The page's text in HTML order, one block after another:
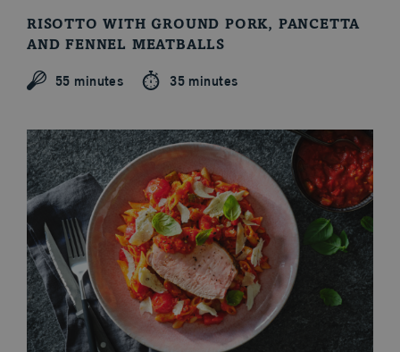
RISOTTO WITH GROUND PORK, PANCETTA
AND FENNEL MEATBALLS
55 minutes 35 minutes